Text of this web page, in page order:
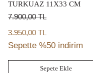
TURKUAZ 11X33 CM
7.900,00TL
3.950,00 TL
Sepette %50 indirim
Sepete Ekle